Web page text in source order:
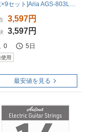
[弦×9セット]Aria AGS-803L×3パック(計9セット) 送料無料！ポストに投函・エレキ弦3セットパック×3
3,597円
3,597円
0 5日
用
最安値を見る